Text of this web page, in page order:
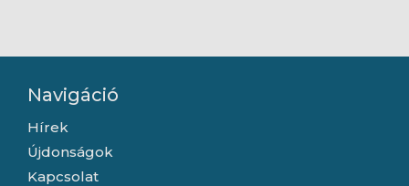
Navigáció
Hírek
Újdonságok
Kapcsolat